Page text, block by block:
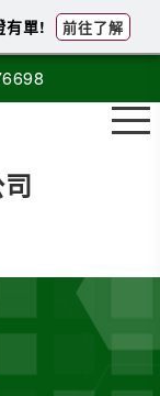
6698
有單! 前往了解